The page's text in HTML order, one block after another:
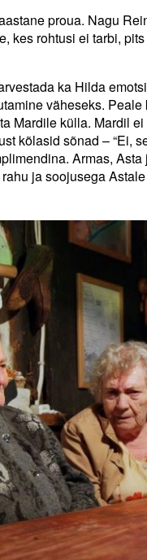
proua. Nagu
kes rohtusi ei tarbi,
ka Hilda
väheseks.
Mardile külla. Mardil
kõlasid sõnad – “Ei,
Armas,
ja soojusega